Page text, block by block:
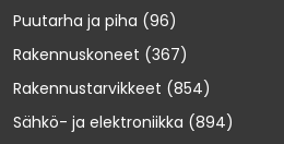
Puutarha ja piha (96)
Rakennuskoneet (367)
Rakennustarvikkeet (854)
Sähkö- ja elektroniikka (894)